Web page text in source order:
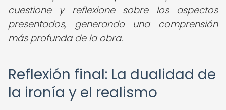
cuestione y reflexione sobre los aspectos
presentados, generando una comprensión
más profunda de la obra.
Reflexión final: La dualidad de
la ironía y el realismo